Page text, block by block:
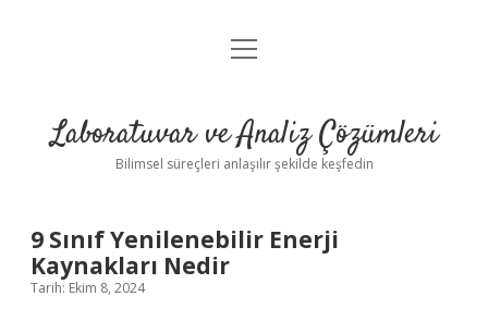
Anasayfa
Yasal Uyarı
menüyü
Laboratuvar ve Analiz Çözümleri
Bilimsel süreçleri anlaşılır şekilde keşfedin
9 Sınıf Yenilenebilir Enerji
Kaynakları Nedir
Tarih: Ekim 8, 2024